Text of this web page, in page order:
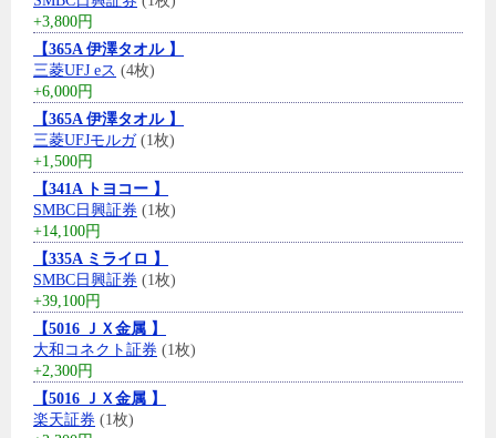
+3,800円
【365A 伊澤タオル 】
三菱UFJ eス (4枚)
+6,000円
【365A 伊澤タオル 】
三菱UFJモルガ(1枚)
+1,500円
【341A トヨコー 】
SMBC日興証券 (1枚)
+14,100円
【335A ミライロ 】
SMBC日興証券 (1枚)
+39,100円
【5016 ＪＸ金属 】
大和コネクト証券 (1枚)
+2,300円
【5016 ＪＸ金属 】
楽天証券 (1枚)